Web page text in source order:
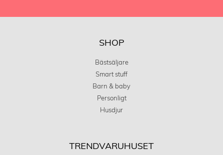
SHOP
Bästsäljare
Smart stuff
Barn & baby
Personligt
Husdjur
TRENDVARUHUSET